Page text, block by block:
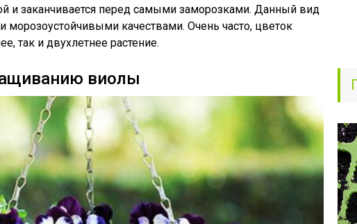
и заканчивается перед самыми заморозками. Данный вид
морозоустойчивыми качествами. Очень часто, цветок
так и двухлетнее растение.
виолы